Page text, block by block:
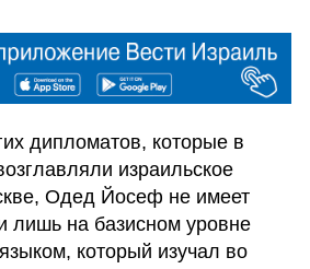
дипломатов, которые в
израильское
Одед Йосеф не имеет
лишь на базисном уровне
который изучал во